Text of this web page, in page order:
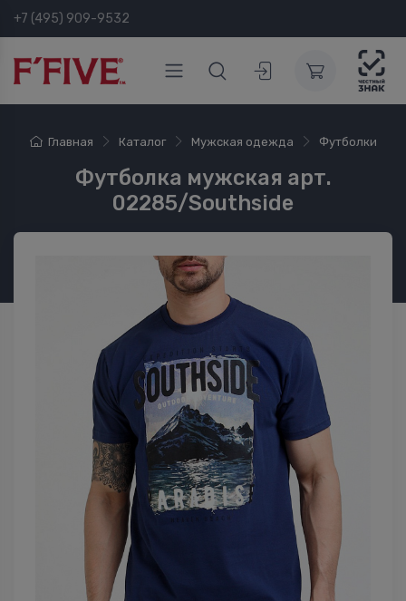
+7 (495) 909-9532
Главная Каталог Мужская одежда Футболки
Футболка мужская арт.
02285/Southside